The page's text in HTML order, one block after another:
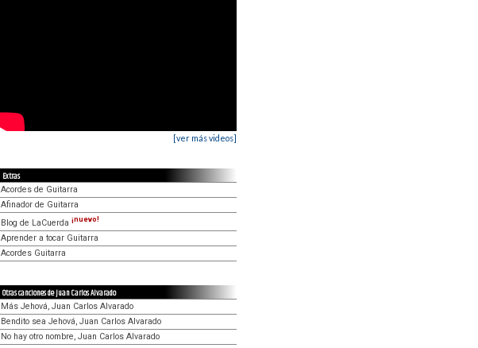
[ver más videos]
Extras
Acordes de Guitarra
Afinador de Guitarra
Blog de LaCuerda ¡nuevo!
Aprender a tocar Guitarra
Acordes Guitarra
Otras canciones de Juan Carlos Alvarado
Más Jehová, Juan Carlos Alvarado
Bendito sea Jehová, Juan Carlos Alvarado
No hay otro nombre, Juan Carlos Alvarado